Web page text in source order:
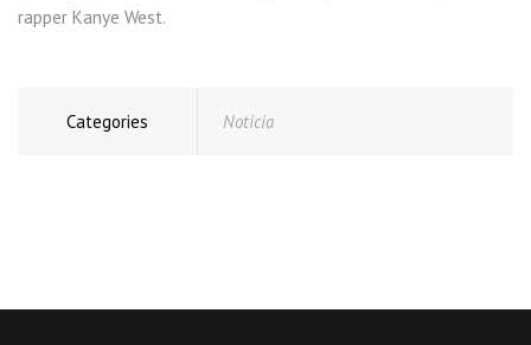
rapper Kanye West.
Categories Noticia